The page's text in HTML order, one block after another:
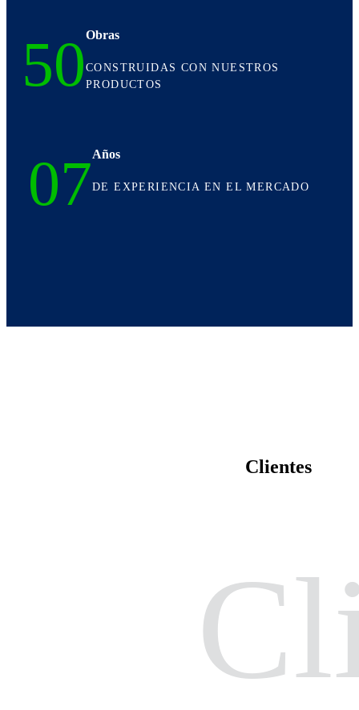
50Obras
CONSTRUIDAS CON NUESTROS
PRODUCTOS
07Años
DE EXPERIENCIA EN EL MERCADO
Clientes